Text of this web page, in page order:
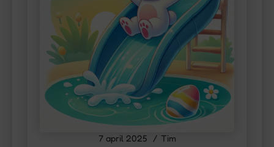
7 april 2025 Tim